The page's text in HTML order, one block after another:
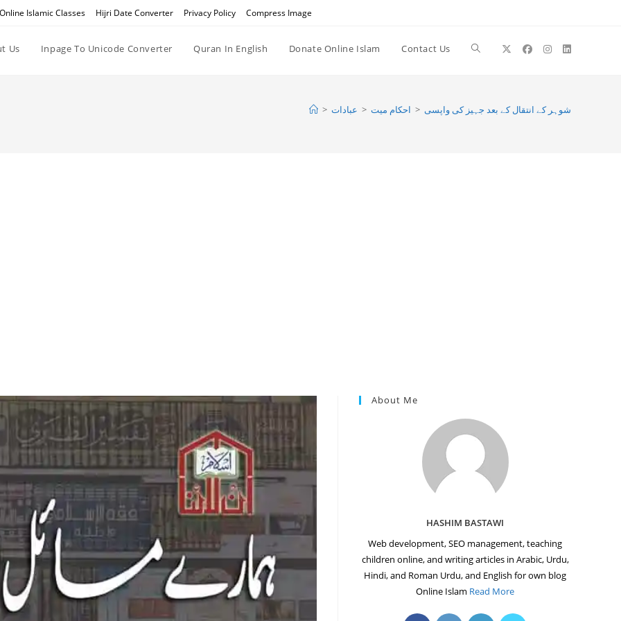
Online Islamic Classes Hijri Date Converter Privacy Policy Compress Image
Us Inpage To Unicode Converter Quran In English Donate Online Islam Contact Us Toggle
> عبادات > احکام میت > شوہر کے انتقال کے بعد جہیز کی واپسی
About Me
HASHIM BASTAWI
Web development, SEO management, teaching
children online, and writing articles in Arabic, Urdu,
Hindi, and Roman Urdu, and English for own blog
Online Islam Read More